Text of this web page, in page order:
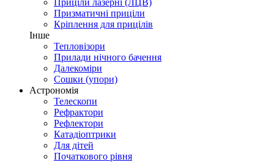
Приціли лазерні (ЛЦВ)
Призматичні приціли
Кріплення для прицілів
Інше
Тепловізори
Прилади нічного бачення
Далекоміри
Сошки (упори)
Астрономія
Телескопи
Рефрактори
Рефлектори
Катадіоптрики
Для дітей
Початкового рівня